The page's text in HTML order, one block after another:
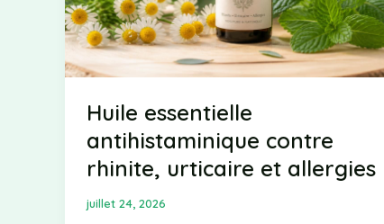
Huile essentielle
antihistaminique contre
rhinite, urticaire et allergies
juillet 24, 2026